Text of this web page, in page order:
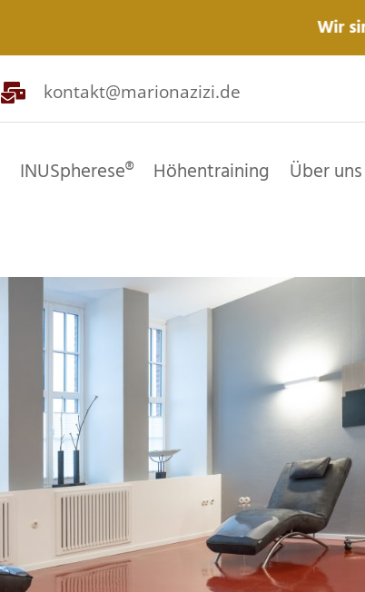
Wir sind auch
 kontakt@marionazizi.de
INUSpherese® Höhentraining Über uns